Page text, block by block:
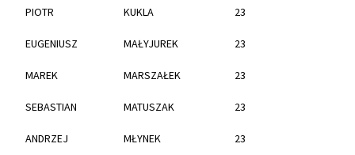
PIOTR KUKLA 23
EUGENIUSZ MAŁYJUREK 23
MAREK MARSZAŁEK 23
SEBASTIAN MATUSZAK 23
ANDRZEJ MŁYNEK 23